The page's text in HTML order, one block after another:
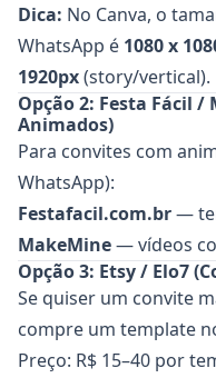
Dica: No Canva, o
WhatsApp é 1080 x
1920px(story/vertical).
Opção 2: Festa Fácil
Animados)
Para convites com
WhatsApp):
Festafacil.com.br—
MakeMine— vídeos
Opção 3: Etsy / Elo7
Se quiser um convite
compre um template
Preço: R$ 15–40 por